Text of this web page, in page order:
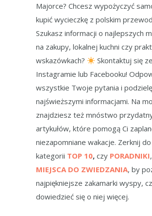
Majorce? Chcesz wypożyczyć
kupić wycieczkę z polskim
Szukasz informacji o najlepszych
na zakupy, lokalnej kuchni czy
wskazówkach?
Skontaktuj się
Instagramie lub Facebooku!
wszystkie Twoje pytania i
najświeższymi informacjami. Na
znajdziesz też mnóstwo
artykułów, które pomogą Ci
niezapomniane wakacje. Zerknij do
kategorii TOP 10, czy PORADNIKI
MIEJSCA DO ZWIEDZANIA, by
najpiękniejsze zakamarki wyspy,
dowiedzieć się o niej więcej.